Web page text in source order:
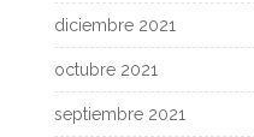
diciembre 2021
octubre 2021
septiembre 2021